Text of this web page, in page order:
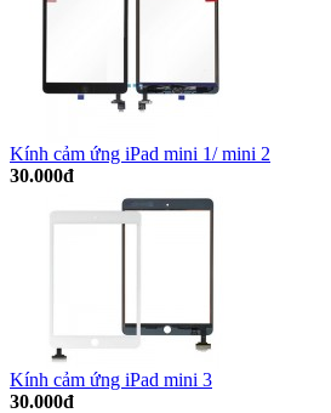
Kính cảm ứng iPad mini 1/ mini 2
30.000đ
Kính cảm ứng iPad mini 3
30.000đ